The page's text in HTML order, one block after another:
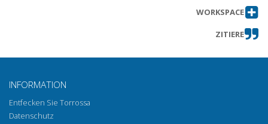
WORKSPACE
ZITIERE
INFORMATION
Entfecken Sie Torrossa
Datenschutz